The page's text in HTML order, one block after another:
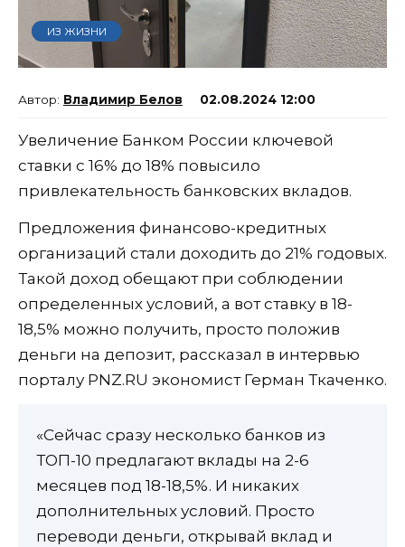
ИЗ ЖИЗНИ
Владимир Белов 02.08.2024 12:00
Увеличение Банком России ключевой
ставки с 16% до 18% повысило
привлекательность банковских вкладов.
Предложения финансово-кредитных
организаций стали доходить до 21% годовых.
Такой доход обещают при соблюдении
определенных условий, а вот ставку в 18-
18,5% можно получить, просто положив
деньги на депозит, рассказал в интервью
порталу PNZ.RU экономист Герман Ткаченко.
«Сейчас сразу несколько банков из
ТОП-10 предлагают вклады на 2-6
месяцев под 18-18,5%. И никаких
дополнительных условий. Просто
переводи деньги, открывай вклад и